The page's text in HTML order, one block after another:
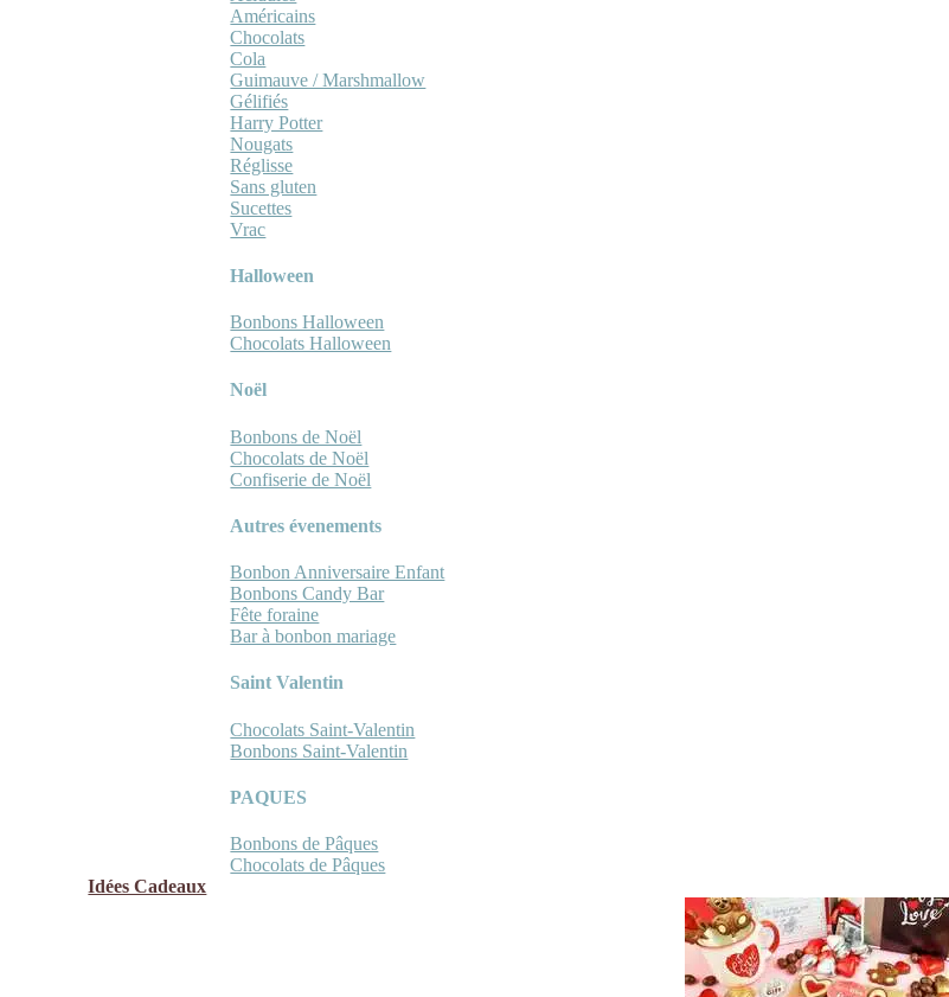
Américains
Chocolats
Cola
Guimauve / Marshmallow
Gélifiés
Harry Potter
Nougats
Réglisse
Sans gluten
Sucettes
Vrac
Halloween
Bonbons Halloween
Chocolats Halloween
Noël
Bonbons de Noël
Chocolats de Noël
Confiserie de Noël
Autres évenements
Bonbon Anniversaire Enfant
Bonbons Candy Bar
Fête foraine
Bar à bonbon mariage
Saint Valentin
Chocolats Saint-Valentin
Bonbons Saint-Valentin
PAQUES
Bonbons de Pâques
Chocolats de Pâques
Idées Cadeaux